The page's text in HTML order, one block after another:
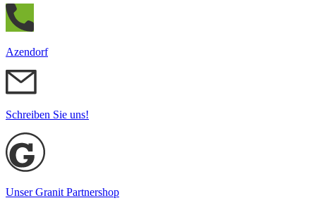
Azendorf
Schreiben Sie uns!
Unser Granit Partnershop